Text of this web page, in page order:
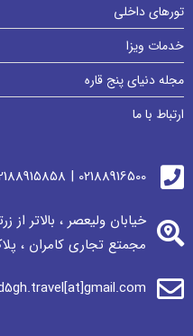
تورهای داخلی
خدمات ویزا
مجله دنیای پنج قاره
ارتباط با ما
02188916500 | 02188915858
خیابان ولیعصر ، بالاتر
مجمتع تجاری كامران ، پلاک 1930 ، طبقه همکف ،